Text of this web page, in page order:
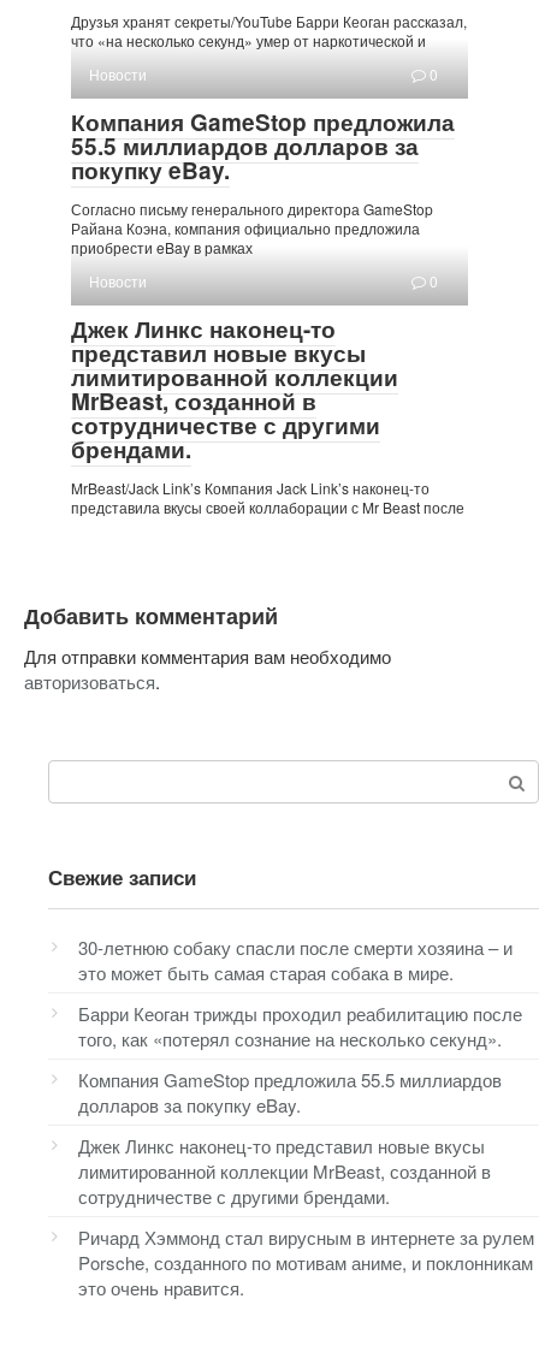
Друзья хранят секреты/YouTube Барри Кеоган рассказал,
что «на несколько секунд» умер от наркотической и
Новости
0
Компания GameStop предложила
55.5 миллиардов долларов за
покупку eBay.
Согласно письму генерального директора GameStop
Райана Коэна, компания официально предложила
приобрести eBay в рамках
Новости
0
Джек Линкс наконец-то
представил новые вкусы
лимитированной коллекции
MrBeast, созданной в
сотрудничестве с другими
брендами.
MrBeast/Jack Link’s Компания Jack Link’s наконец-то
представила вкусы своей коллаборации с Mr Beast после
Добавить комментарий
Для отправки комментария вам необходимо
авторизоваться.
Поиск:
Свежие записи
30-летнюю собаку спасли после смерти хозяина – и
это может быть самая старая собака в мире.
Барри Кеоган трижды проходил реабилитацию после
того, как «потерял сознание на несколько секунд».
Компания GameStop предложила 55.5 миллиардов
долларов за покупку eBay.
Джек Линкс наконец-то представил новые вкусы
лимитированной коллекции MrBeast, созданной в
сотрудничестве с другими брендами.
Ричард Хэммонд стал вирусным в интернете за рулем
Porsche, созданного по мотивам аниме, и поклонникам
это очень нравится.